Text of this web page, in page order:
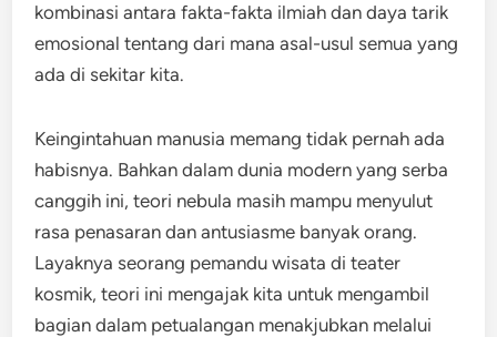
kombinasi antara fakta-fakta ilmiah dan daya tarik
emosional tentang dari mana asal-usul semua yang
ada di sekitar kita.
Keingintahuan manusia memang tidak pernah ada
habisnya. Bahkan dalam dunia modern yang serba
canggih ini, teori nebula masih mampu menyulut
rasa penasaran dan antusiasme banyak orang.
Layaknya seorang pemandu wisata di teater
kosmik, teori ini mengajak kita untuk mengambil
bagian dalam petualangan menakjubkan melalui